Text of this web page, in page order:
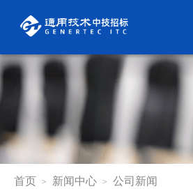
首页 > 新闻中心 > 公司新闻